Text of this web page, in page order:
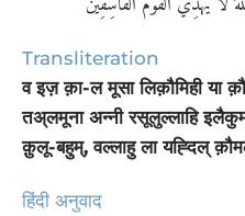
Transliteration
व इज़ क़ा-ल मूसा लिक़ौमिही या
तअ्लमूना अन्नी रसूलुल्लाहि
क़ुलू-बहुम्, वल्लाहु ला यह्दिल्
हिंदी अनुवाद